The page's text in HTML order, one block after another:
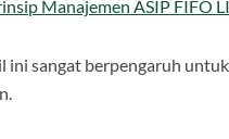
Manajemen ASIP FIFO
ini sangat berpengaruh